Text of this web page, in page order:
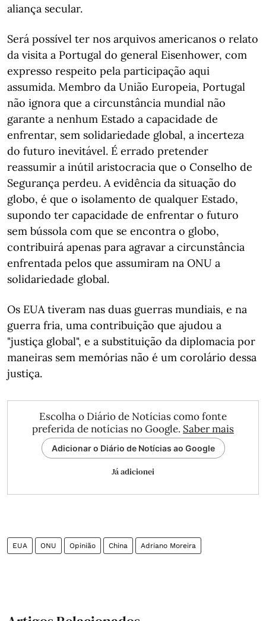
aliança secular.
Será possível ter nos arquivos americanos o relato
da visita a Portugal do general Eisenhower, com
expresso respeito pela participação aqui
assumida. Membro da União Europeia, Portugal
não ignora que a circunstância mundial não
garante a nenhum Estado a capacidade de
enfrentar, sem solidariedade global, a incerteza
do futuro inevitável. É errado pretender
reassumir a inútil aristocracia que o Conselho de
Segurança perdeu. A evidência da situação do
globo, é que o isolamento de qualquer Estado,
supondo ter capacidade de enfrentar o futuro
sem bússola com que se encontra o globo,
contribuirá apenas para agravar a circunstância
enfrentada pelos que assumiram na ONU a
solidariedade global.
Os EUA tiveram nas duas guerras mundiais, e na
guerra fria, uma contribuição que ajudou a
"justiça global", e a substituição da diplomacia por
maneiras sem memórias não é um corolário dessa
justiça.
Escolha o Diário de Notícias como fonte
preferida de notícias no Google. Saber mais
Adicionar o Diário de Notícias ao Google
Já adicionei
EUA ONU Opinião China Adriano Moreira